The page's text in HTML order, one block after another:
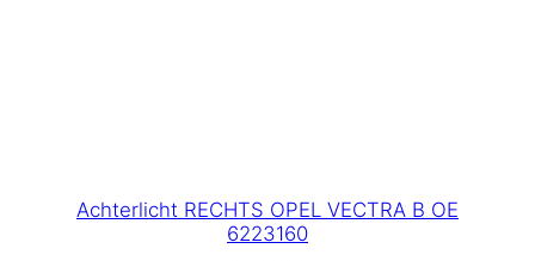
Achterlicht RECHTS OPEL VECTRA B OE
6223160